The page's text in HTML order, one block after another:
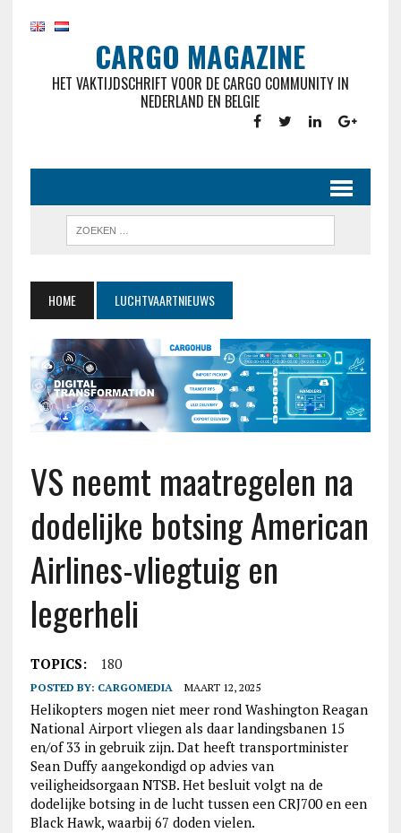
CARGO MAGAZINE
HET VAKTIJDSCHRIFT VOOR DE CARGO COMMUNITY IN
NEDERLAND EN BELGIE
HOME LUCHTVAARTNIEUWS
VS neemt maatregelen na
dodelijke botsing American
Airlines-vliegtuig en
legerheli
TOPICS: 180
POSTED BY: CARGOMEDIA MAART 12, 2025
Helikopters mogen niet meer rond Washington Reagan
National Airport vliegen als daar landingsbanen 15
en/of 33 in gebruik zijn. Dat heeft transportminister
Sean Duffy aangekondigd op advies van
veiligheidsorgaan NTSB. Het besluit volgt na de
dodelijke botsing in de lucht tussen een CRJ700 en een
Black Hawk, waarbij 67 doden vielen.